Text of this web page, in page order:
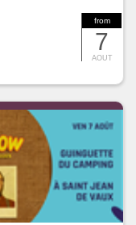
from
7
AOUT